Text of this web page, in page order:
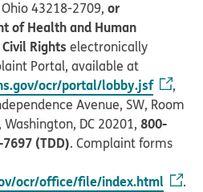
43218-2709, or
of Health and Human
Rights electronically
Portal, available at
ocr/portal/lobby.jsf
,
Avenue, SW, Room
DC 20201, 800-
(TDD). Complaint forms
ocr/office/file/index.html .